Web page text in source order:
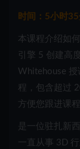
时间：5小时
本课程介绍如
引擎 5 创建高
Whitehouse 授
程，包含超过
方便您跟进课
是一位驻扎新
一直从事 3D